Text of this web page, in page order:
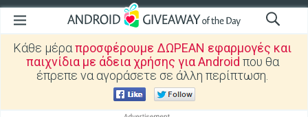
Κάθε μέραπροσφέρουμε ΔΩΡΕΑΝ εφαρμογές και
παιχνίδια με άδεια χρήσης για Android που θα
έπρεπε να αγοράσετε σε άλλη περίπτωση.